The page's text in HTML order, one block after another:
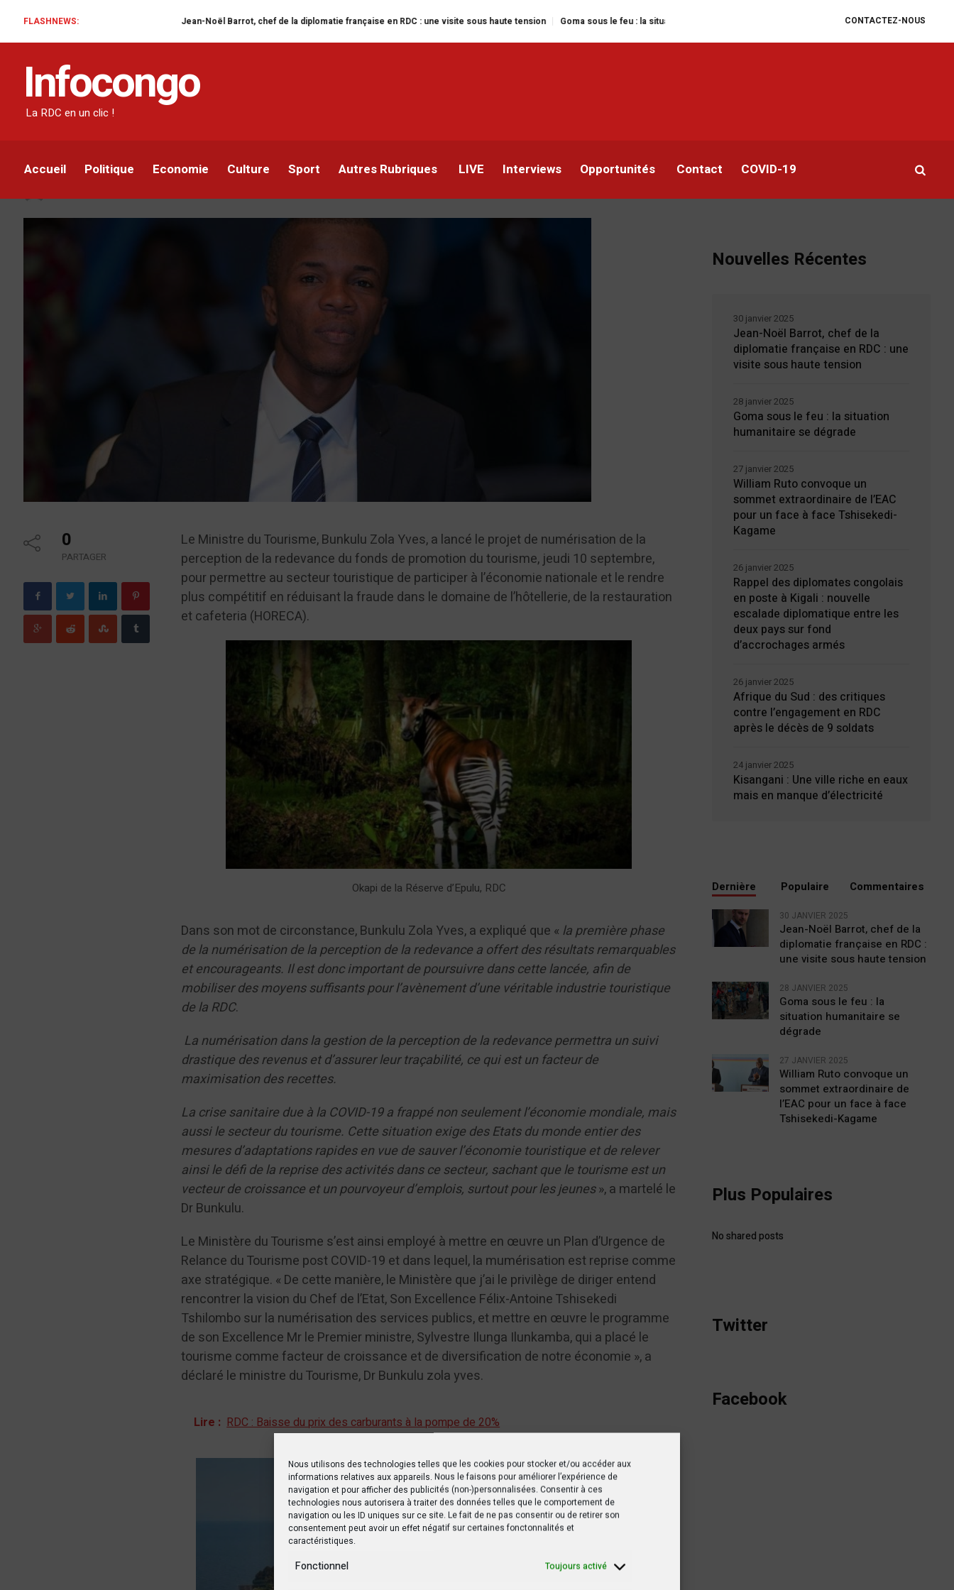
Nous utilisons des technologies telles que les cookies pour stocker et/ou accéder aux
informations relatives aux appareils. Nous le faisons pour améliorer l’expérience de
navigation et pour afficher des publicités (non-)personnalisées. Consentir à ces
technologies nous autorisera à traiter des données telles que le comportement de
navigation ou les ID uniques sur ce site. Le fait de ne pas consentir ou de retirer son
consentement peut avoir un effet négatif sur certaines fonctonnalités et
caractéristiques.
Fonctionnel Toujours activé
CONTACTEZ-NOUS
FLASHNEWS: Jean-Noël Barrot, chef de la diplomatie française en RDC : une visite sous haute tension Goma sous le feu : la situation humanitaire se dégrade William Ruto convoque un sommet extraordinaire de
Infocongo
La RDC en un clic !
Accueil Politique Economie Culture Sport Autres Rubriques LIVE Interviews Opportunités Contact COVID-19
Lancement de la 2e phase de numérisation de la
perception de la redevance du Fonds de promotion
0
PARTAGER
Le Ministre du Tourisme, Bunkulu Zola Yves, a lancé le projet de numérisation de la
perception de la redevance du fonds de promotion du tourisme, jeudi 10 septembre,
pour permettre au secteur touristique de participer à l’économie nationale et le rendre
plus compétitif en réduisant la fraude dans le domaine de l’hôtellerie, de la restauration
et cafeteria (HORECA).
Okapi de la Réserve d’Epulu, RDC
Dans son mot de circonstance, Bunkulu Zola Yves, a expliqué que « la première phase
de la numérisation de la perception de la redevance a offert des résultats remarquables
et encourageants. Il est donc important de poursuivre dans cette lancée, afin de
mobiliser des moyens suffisants pour l’avènement d’une véritable industrie touristique
de la RDC.
La numérisation dans la gestion de la perception de la redevance permettra un suivi
drastique des revenus et d’assurer leur traçabilité, ce qui est un facteur de
maximisation des recettes.
La crise sanitaire due à la COVID-19 a frappé non seulement l’économie mondiale, mais
aussi le secteur du tourisme. Cette situation exige des Etats du monde entier des
mesures d’adaptations rapides en vue de sauver l’économie touristique et de relever
ainsi le défi de la reprise des activités dans ce secteur, sachant que le tourisme est un
vecteur de croissance et un pourvoyeur d’emplois, surtout pour les jeunes», a martelé le
Dr Bunkulu.
Le Ministère du Tourisme s’est ainsi employé à mettre en œuvre un Plan d’Urgence de
Relance du Tourisme post COVID-19 et dans lequel, la mumérisation est reprise comme
axe stratégique. « De cette manière, le Ministère que j’ai le privilège de diriger entend
rencontrer la vision du Chef de l’Etat, Son Excellence Félix-Antoine Tshisekedi
Tshilombo sur la numérisation des services publics, et mettre en œuvre le programme
de son Excellence Mr le Premier ministre, Sylvestre Ilunga Ilunkamba, qui a placé le
tourisme comme facteur de croissance et de diversification de notre économie », a
déclaré le ministre du Tourisme, Dr Bunkulu zola yves.
Lire : RDC : Baisse du prix des carburants à la pompe de 20%
Nouvelles Récentes
Jean-Noël Barrot, chef de la
diplomatie française en RDC : une
visite sous haute tension
30 janvier 2025
Goma sous le feu : la situation
humanitaire se dégrade
28 janvier 2025
William Ruto convoque un
sommet extraordinaire de l’EAC
pour un face à face Tshisekedi-
Kagame
27 janvier 2025
Rappel des diplomates congolais
en poste à Kigali : nouvelle
escalade diplomatique entre les
deux pays sur fond
d’accrochages armés
26 janvier 2025
Afrique du Sud : des critiques
contre l’engagement en RDC
après le décès de 9 soldats
26 janvier 2025
Kisangani : Une ville riche en eaux
mais en manque d’électricité
24 janvier 2025
Dernière Populaire Commentaires
30 JANVIER 2025
Jean-Noël Barrot, chef de la
diplomatie française en RDC :
une visite sous haute tension
28 JANVIER 2025
Goma sous le feu : la
situation humanitaire se
dégrade
27 JANVIER 2025
William Ruto convoque un
sommet extraordinaire de
l’EAC pour un face à face
Tshisekedi-Kagame
Plus Populaires
No shared posts
Twitter
Facebook